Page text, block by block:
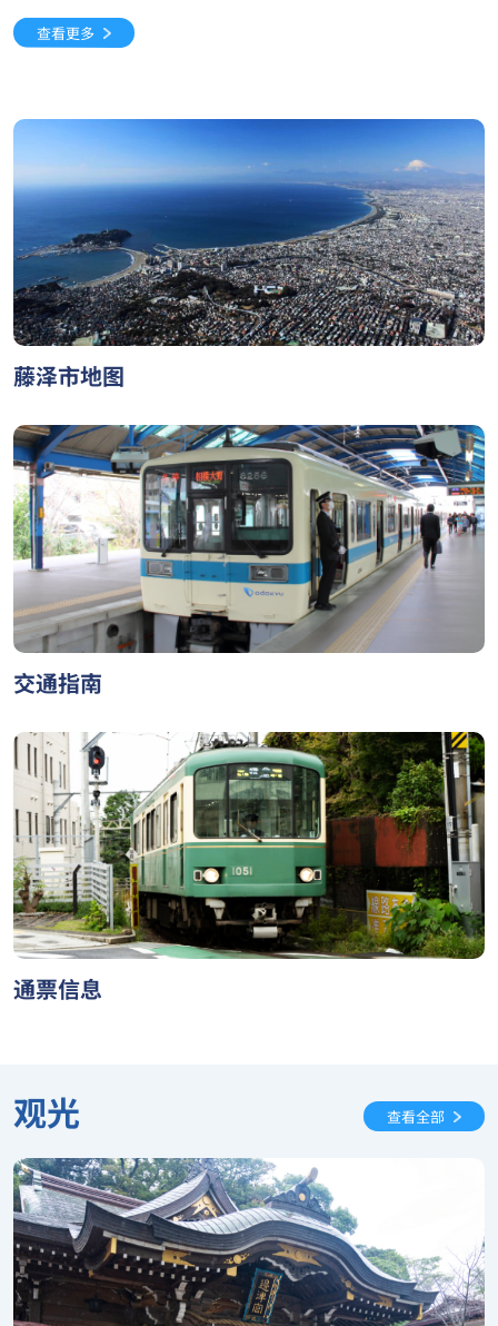
查看更多
藤泽市地图
交通指南
通票信息
观光 查看全部